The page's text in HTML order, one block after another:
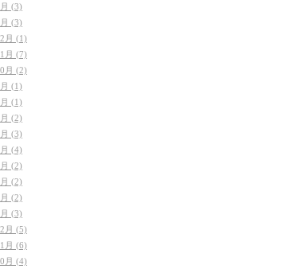
(3)
(3)
月 (1)
月 (7)
月 (2)
(1)
(1)
(2)
(3)
(4)
(2)
(2)
(2)
(3)
月 (5)
月 (6)
月 (4)